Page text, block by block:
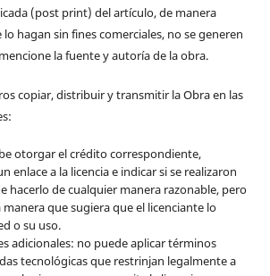
(post print) del artículo, de manera
hagan sin fines comerciales, no se generen
la fuente y autoría de la obra.
copiar, distribuir y transmitir la Obra en las
otorgar el crédito correspondiente,
enlace a la licencia e indicar si se realizaron
hacerlo de cualquier manera razonable, pero
que sugiera que el licenciante lo
o su uso.
adicionales: no puede aplicar términos
tecnológicas que restrinjan legalmente a